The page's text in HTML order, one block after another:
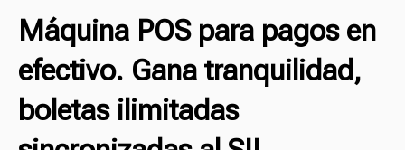
Máquina POS para pagos en
efectivo. Gana tranquilidad,
boletas ilimitadas